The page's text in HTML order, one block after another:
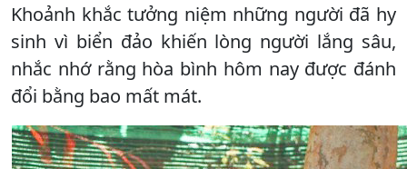
Khoảnh khắc tưởng niệm những người đã hy
sinh vì biển đảo khiến lòng người lắng sâu,
nhắc nhớ rằng hòa bình hôm nay được đánh
đổi bằng bao mất mát.